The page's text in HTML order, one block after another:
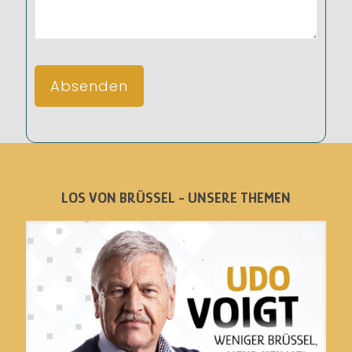
LOS VON BRÜSSEL - UNSERE THEMEN